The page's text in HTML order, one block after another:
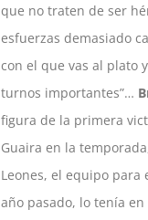
que no traten de ser
esfuerzas demasiado
con el que vas al plato
turnos importantes”…
figura de la primera
Guaira en la
Leones, el equipo para
año pasado, lo tenía